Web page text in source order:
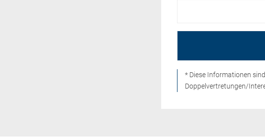
* Diese Informationen
Doppelvertretungen/